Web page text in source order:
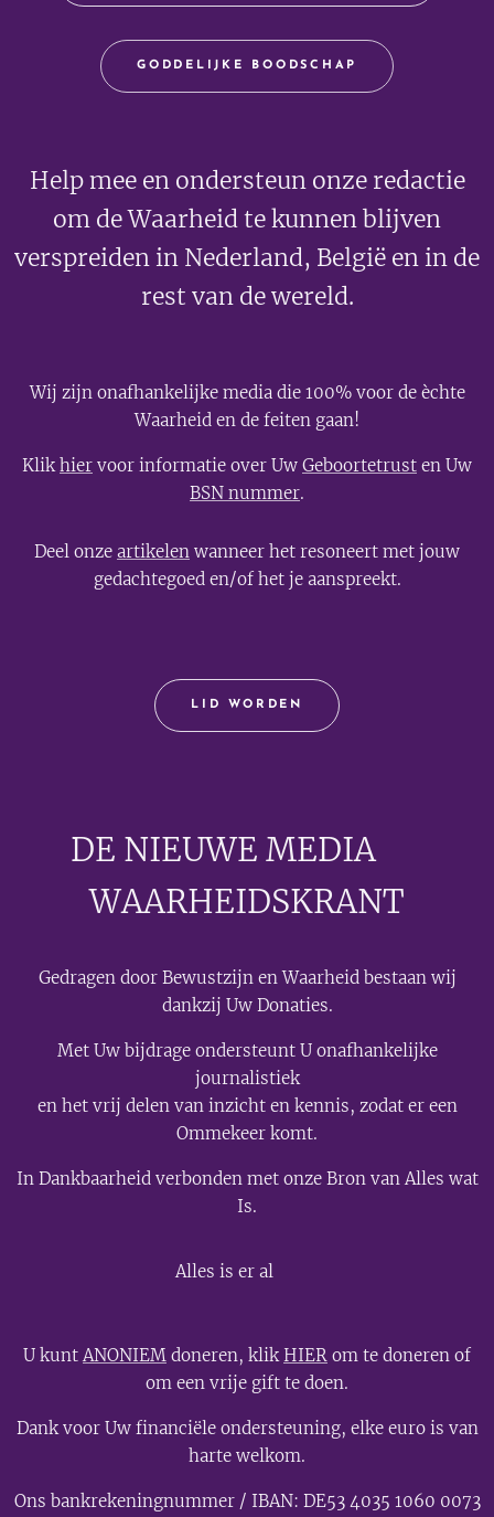
GODDELIJKE BOODSCHAP
Help mee en ondersteun onze redactie
om de Waarheid te kunnen blijven
verspreiden in Nederland, België en in de
rest van de wereld.
Wij zijn onafhankelijke media die 100% voor de èchte
Waarheid en de feiten gaan!
Klikhier voor informatie over Uw Geboortetrust en Uw
BSN nummer.
Deel onze artikelen wanneer het resoneert met jouw
gedachtegoed en/of het je aanspreekt.
LID WORDEN
DE NIEUWE MEDIA🟣
WAARHEIDSKRANT
Gedragen door Bewustzijn en Waarheid bestaan wij
dankzij Uw Donaties.
Met Uw bijdrage ondersteunt U onafhankelijke
journalistiek
en het vrij delen van inzicht en kennis, zodat er een
Ommekeer komt.
In Dankbaarheid verbonden met onze Bron van Alles wat
Is.
Alles is er al
U kuntANONIEM doneren, klikHIER om te doneren of
om een vrije gift te doen.
Dank voor Uw financiële ondersteuning, elke euro is van
harte welkom.
Ons bankrekeningnummer / IBAN: DE53 4035 1060 0073